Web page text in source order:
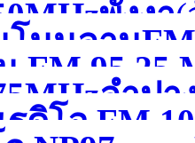
พังงา
นนลาน
FM 95.25
ลำปา
รดิโอ FM